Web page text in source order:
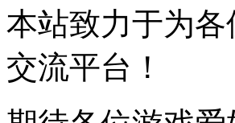
本站致力于为
交流平台！